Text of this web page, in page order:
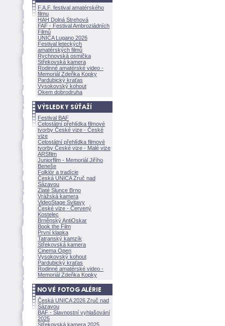
F.A.F. festival amatérského
filmu
HAH Dolná Strehov
FAF - Festival Ambroziádních
Filmů
UNICA Lugano 2026
Festival leteckých
amatérských filmů
Rychnovská osmička
Střekovská kamera
Rodinné amatérské video -
Memoriál Zdeňka Kopky
Pardubický kraťas
Vysokovský kohout
Okem dobrodruha
Festival BAF
Celostátní přehlídka filmové
tvorby České vize - České
vize
Celostátní přehlídka filmové
tvorby České vize - Malé vize
ARSfilm
Juniorfilm - Memoriál Jiřího
Beneše
Folklór a tradície
Česká UNICA Zruč nad
Sázavou
Zlaté Slunce Brno
Vrážská kamera
VideoStage Svitavy
České vize - Červený
Kostelec
Brněnský AntiOskar
Book the Film
První klapka
Tatranský kamzík
Střekovská kamera
Cinema Open
Vysokovský kohout
Pardubický kraťas
Rodinné amatérské video -
Memoriál Zdeňka Kopky
Česká UNICA 2026 Zruč nad
Sázavou
BAF - Slavnostní vyhlašování
2025
Střekovská kamera 2025